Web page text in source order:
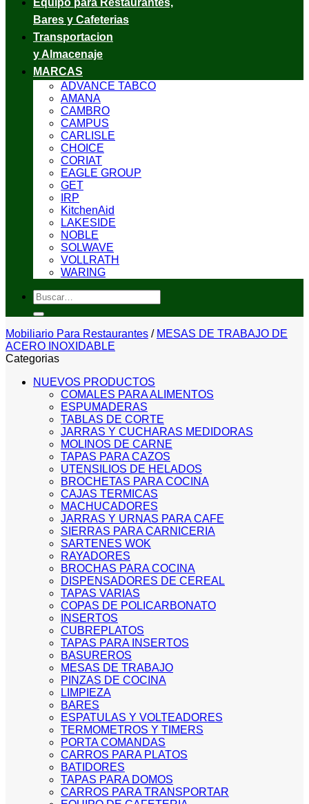
Equipo para Restaurantes,
Bares y Cafeterias
Transportacion
y Almacenaje
MARCAS
ADVANCE TABCO
AMANA
CAMBRO
CAMPUS
CARLISLE
CHOICE
CORIAT
EAGLE GROUP
GET
IRP
KitchenAid
LAKESIDE
NOBLE
SOLWAVE
VOLLRATH
WARING
Buscar
por:
Mobiliario Para Restaurantes / MESAS DE TRABAJO DE
ACERO INOXIDABLE
Categorias
NUEVOS PRODUCTOS
COMALES PARA ALIMENTOS
ESPUMADERAS
TABLAS DE CORTE
JARRAS Y CUCHARAS MEDIDORAS
MOLINOS DE CARNE
TAPAS PARA CAZOS
UTENSILIOS DE HELADOS
BROCHETAS PARA COCINA
CAJAS TERMICAS
MACHUCADORES
JARRAS Y URNAS PARA CAFE
SIERRAS PARA CARNICERIA
SARTENES WOK
RAYADORES
BROCHAS PARA COCINA
DISPENSADORES DE CEREAL
TAPAS VARIAS
COPAS DE POLICARBONATO
INSERTOS
CUBREPLATOS
TAPAS PARA INSERTOS
BASUREROS
MESAS DE TRABAJO
PINZAS DE COCINA
LIMPIEZA
BARES
ESPATULAS Y VOLTEADORES
TERMOMETROS Y TIMERS
PORTA COMANDAS
CARROS PARA PLATOS
BATIDORES
TAPAS PARA DOMOS
CARROS PARA TRANSPORTAR